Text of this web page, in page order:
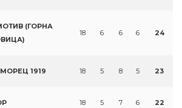
(ГОРНА
18 6 6 6 24
1919 18 5 8 5 23
18 5 7 6 22